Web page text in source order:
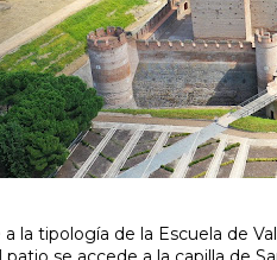
la tipología de la Escuela de